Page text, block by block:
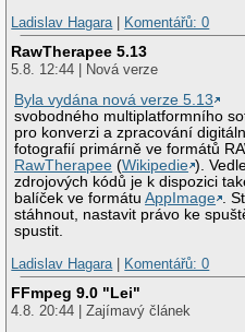
Ladislav Hagara| Komentářů: 0
RawTherapee 5.13
5.8. 12:44 | Nová verze
Byla vydána nová verze 5.13
svobodného multiplatformního
pro konverzi a zpracování
fotografií primárně ve formátů
RawTherapee (Wikipedie ).
zdrojových kódů je k dispozici
balíček ve formátuAppImage .
stáhnout, nastavit právo ke
spustit.
Ladislav Hagara| Komentářů: 0
FFmpeg 9.0 "Lei"
4.8. 20:44 | Zajímavý článek